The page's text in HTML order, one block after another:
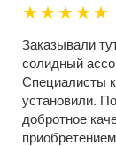
★★★★★
Заказывали
солидный
Специалисты
установили.
добротное